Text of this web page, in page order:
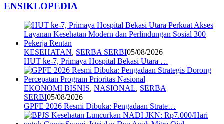
ENSIKLOPEDIA
KESEHATAN, SERBA SERBI05/08/2026
HUT ke-7, Primaya Hospital Bekasi Utara …
EKONOMI BISNIS, NASIONAL, SERBA
SERBI05/08/2026
GPFE 2026 Resmi Dibuka: Pengadaan Strate…